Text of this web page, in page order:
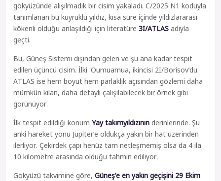
gökyüzünde alışılmadık bir cisim yakaladı. C/2025 N1 koduyla
tanımlanan bu kuyruklu yıldız, kısa süre içinde yıldızlararası
kökenli olduğu anlaşıldığı için literatüre 3I/ATLAS adıyla
geçti.
Bu, Güneş Sistemi dışından gelen ve şu ana kadar tespit
edilen üçüncü cisim. İlki ʻOumuamua, ikincisi 2I/Borisov’du.
ATLAS ise hem boyut hem parlaklık açısından gözlemi daha
mümkün kılan, daha detaylı çalışılabilecek bir örnek gibi
görünüyor.
İlk tespit edildiği konum Yay takımyıldızının derinlerinde. Şu
anki hareket yönü Jüpiter’e oldukça yakın bir hat üzerinden
ilerliyor. Çekirdek çapı henüz tam netleşmemiş olsa da 4 ila
10 kilometre arasında olduğu tahmin ediliyor.
Gökyüzü takvimine göre, Güneş’e en yakın geçişini 29 Ekim